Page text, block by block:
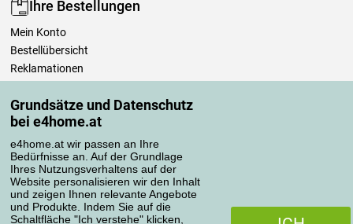
Grundsätze und Datenschutz
bei e4home.at
e4home.at wir passen an Ihre
Bedürfnisse an. Auf der Grundlage
Ihres Nutzungsverhaltens auf der
Website personalisieren wir den Inhalt
und zeigen Ihnen relevante Angebote
und Produkte. Indem Sie auf die
Schaltfläche "Ich verstehe" klicken,
Ihre Bestellungen
Mein Konto
Bestellübersicht
Reklamationen
Einfach mehr wissen
Richtlinien zur Verarbeitung von Bewertungen
Transportarten
Zahlungsmethoden